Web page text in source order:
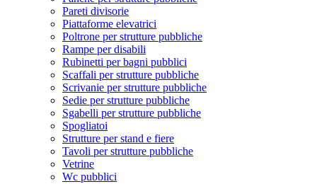
Pareti divisorie
Piattaforme elevatrici
Poltrone per strutture pubbliche
Rampe per disabili
Rubinetti per bagni pubblici
Scaffali per strutture pubbliche
Scrivanie per strutture pubbliche
Sedie per strutture pubbliche
Sgabelli per strutture pubbliche
Spogliatoi
Strutture per stand e fiere
Tavoli per strutture pubbliche
Vetrine
Wc pubblici